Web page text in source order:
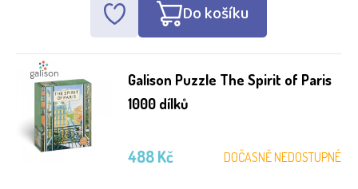
Do košíku
Galison Puzzle The Spirit of Paris
1000 dílků
DOČASNĚ NEDOSTUPNÉ
488 Kč